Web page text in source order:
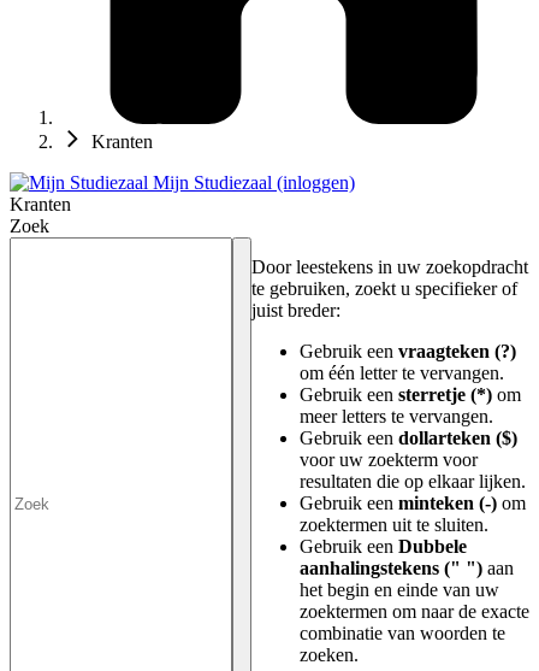
Kranten
Mijn Studiezaal (inloggen)
Kranten
Zoek
Door leestekens in uw zoekopdracht
te gebruiken, zoekt u specifieker of
juist breder:
Gebruik een vraagteken (?)
om één letter te vervangen.
Gebruik een sterretje (*) om
meer letters te vervangen.
Gebruik een dollarteken ($)
voor uw zoekterm voor
resultaten die op elkaar lijken.
Gebruik een minteken (-) om
zoektermen uit te sluiten.
Gebruik een Dubbele
aanhalingstekens (" ") aan
het begin en einde van uw
zoektermen om naar de exacte
combinatie van woorden te
zoeken.